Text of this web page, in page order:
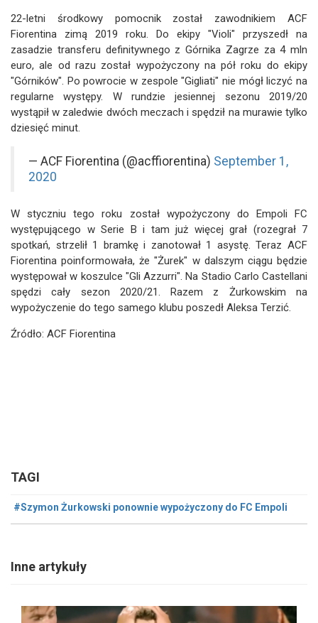
22-letni środkowy pomocnik został zawodnikiem ACF
Fiorentina zimą 2019 roku. Do ekipy "Violi" przyszedł na
zasadzie transferu definitywnego z Górnika Zagrze za 4 mln
euro, ale od razu został wypożyczony na pół roku do ekipy
"Górników". Po powrocie w zespole "Gigliati" nie mógł liczyć na
regularne występy. W rundzie jesiennej sezonu 2019/20
wystąpił w zaledwie dwóch meczach i spędził na murawie tylko
dziesięć minut.
— ACF Fiorentina (@acffiorentina) September 1,
2020
W styczniu tego roku został wypożyczony do Empoli FC
występującego w Serie B i tam już więcej grał (rozegrał 7
spotkań, strzelił 1 bramkę i zanotował 1 asystę. Teraz ACF
Fiorentina poinformowała, że "Żurek" w dalszym ciągu będzie
występował w koszulce "Gli Azzurri". Na Stadio Carlo Castellani
spędzi cały sezon 2020/21. Razem z Żurkowskim na
wypożyczenie do tego samego klubu poszedł Aleksa Terzić.
Źródło: ACF Fiorentina
TAGI
#Szymon Żurkowski ponownie wypożyczony do FC Empoli
Inne artykuły